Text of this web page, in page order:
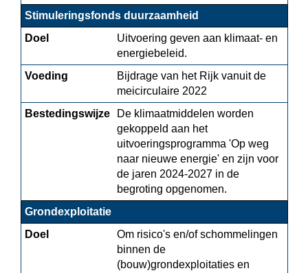
Stimuleringsfonds duurzaamheid
Doel
Uitvoering geven aan klimaat- en
energiebeleid.
Voeding
Bijdrage van het Rijk vanuit de
meicirculaire 2022
Bestedingswijze
De klimaatmiddelen worden
gekoppeld aan het
uitvoeringsprogramma 'Op weg
naar nieuwe energie' en zijn voor
de jaren 2024-2027 in de
begroting opgenomen.
Grondexploitatie
Doel
Om risico's en/of schommelingen
binnen de
(bouw)grondexploitaties en